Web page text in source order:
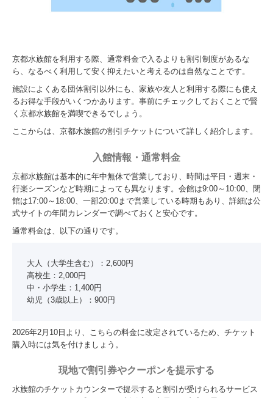
京都水族館を利用する際、通常料金で入るよりも割引制度があるな
ら、なるべく利用して安く抑えたいと考えるのは自然なことです。
施設によくある団体割引以外にも、家族や友人と利用する際にも使え
るお得な手段がいくつかあります。事前にチェックしておくことで賢
く京都水族館を満喫できるでしょう。
ここからは、京都水族館の割引チケットについて詳しく紹介します。
入館情報・通常料金
京都水族館は基本的に年中無休で営業しており、時間は平日・週末・
行楽シーズンなど時期によっても異なります。会館は9:00～10:00、閉
館は17:00～18:00、一部20:00まで営業している時期もあり、詳細は公
式サイトの年間カレンダーで調べておくと安心です。
通常料金は、以下の通りです。
大人（大学生含む）：2,600円
高校生：2,000円
中・小学生：1,400円
幼児（3歳以上）：900円
2026年2月10日より、こちらの料金に改定されているため、チケット
購入時には気を付けましょう。
現地で割引券やクーポンを提示する
水族館のチケットカウンターで提示すると割引が受けられるサービス